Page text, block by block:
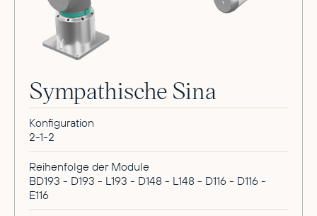
Sympathische Sina
Konfiguration
2-1-2
Reihenfolge der Module
BD193 - D193 - L193 - D148 - L148 - D116 - D116 -
E116